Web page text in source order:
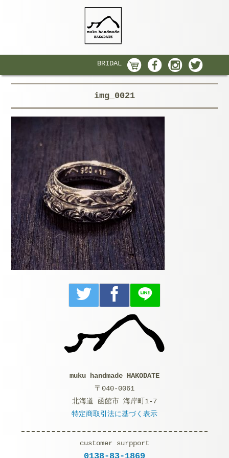
BRIDAL
img_0021
muku handmade HAKODATE
〒040-0061
北海道 函館市 海岸町1-7
特定商取引法に基づく表示
customer surpport